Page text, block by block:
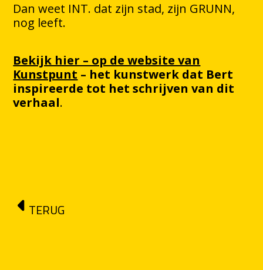
Dan weet INT. dat zijn stad, zijn GRUNN,
nog leeft.
Bekijk hier – op de website van
Kunstpunt – het kunstwerk dat Bert
inspireerde tot het schrijven van dit
verhaal.
TERUG